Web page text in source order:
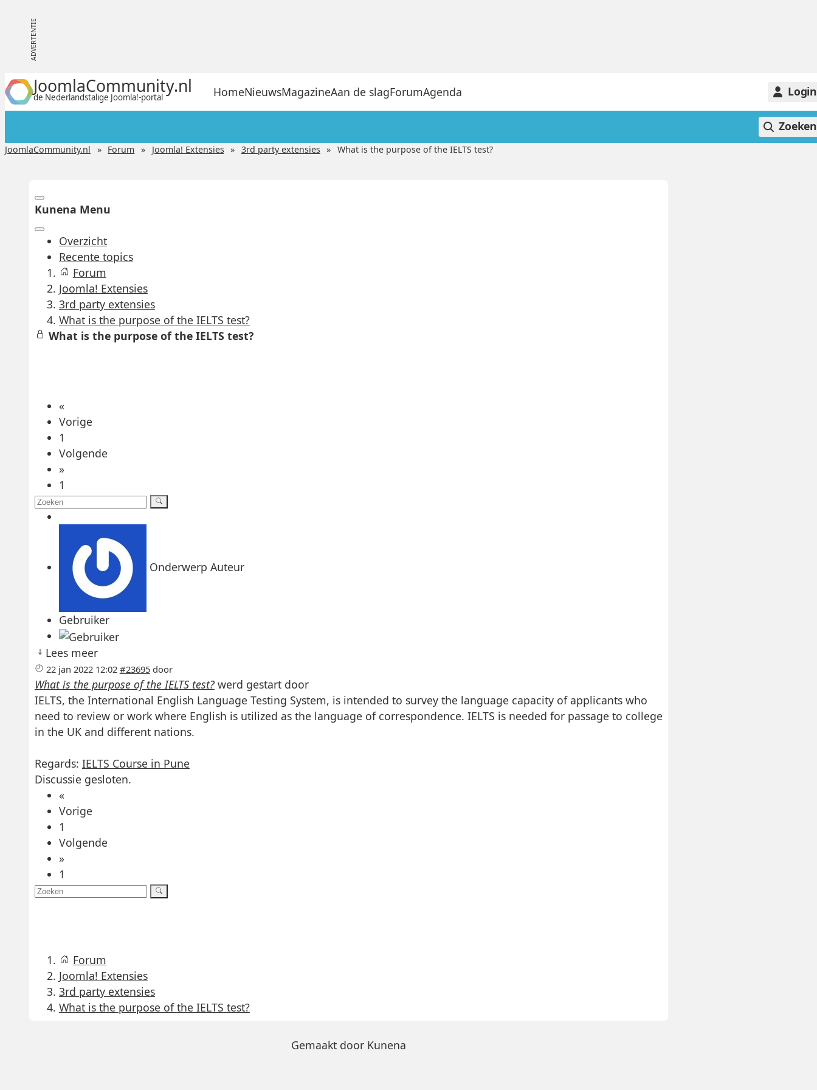
JoomlaCommunity.nl
de Nederlandstalige Joomla!-portal HomeNieuwsMagazineAan de slagForumAgenda Login
Zoeken
JoomlaCommunity.nl Forum Joomla! Extensies 3rd party extensies What is the purpose of the IELTS test?
Kunena Menu
Overzicht
Recente topics
Forum
Joomla! Extensies
3rd party extensies
What is the purpose of the IELTS test?
What is the purpose of the IELTS test?
«
Vorige
1
Volgende
»
1
Onderwerp Auteur
Gebruiker
Lees meer
22 jan 2022 12:02 #23695 door
What is the purpose of the IELTS test?werd gestart door
IELTS, the International English Language Testing System, is intended to survey the language capacity of applicants who
need to review or work where English is utilized as the language of correspondence. IELTS is needed for passage to college
in the UK and different nations.
Regards: IELTS Course in Pune
Discussie gesloten.
«
Vorige
1
Volgende
»
1
Forum
Joomla! Extensies
3rd party extensies
What is the purpose of the IELTS test?
Gemaakt door Kunena